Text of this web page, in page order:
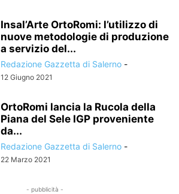
Insal’Arte OrtoRomi: l’utilizzo di
nuove metodologie di produzione
a servizio del...
Redazione Gazzetta di Salerno -
12 Giugno 2021
OrtoRomi lancia la Rucola della
Piana del Sele IGP proveniente
da...
Redazione Gazzetta di Salerno -
22 Marzo 2021
- pubblicità -